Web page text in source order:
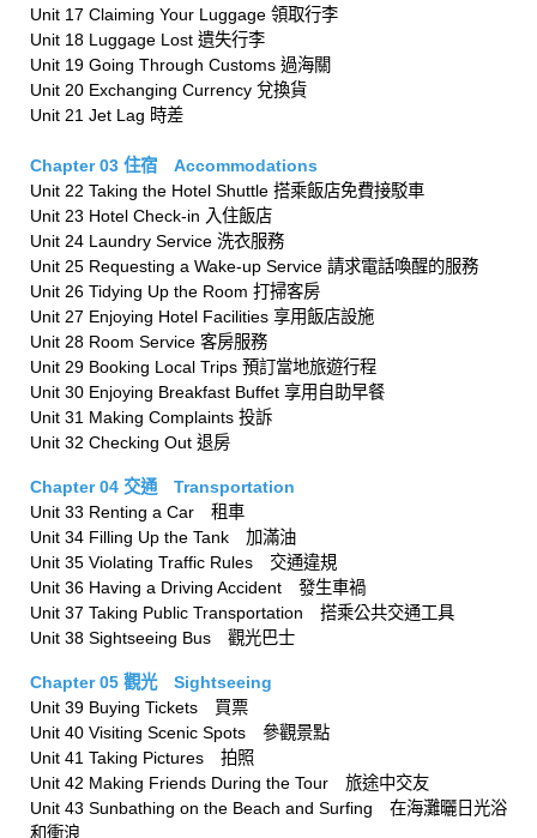
Unit 17 Claiming Your Luggage 領取行李
Unit 18 Luggage Lost 遺失行李
Unit 19 Going Through Customs 過海關
Unit 20 Exchanging Currency 兌換貨
Unit 21 Jet Lag 時差
Chapter 03 住宿 Accommodations
Unit 22 Taking the Hotel Shuttle 搭乘飯店免費接駁車
Unit 23 Hotel Check-in 入住飯店
Unit 24 Laundry Service 洗衣服務
Unit 25 Requesting a Wake-up Service 請求電話喚醒的服務
Unit 26 Tidying Up the Room 打掃客房
Unit 27 Enjoying Hotel Facilities 享用飯店設施
Unit 28 Room Service 客房服務
Unit 29 Booking Local Trips 預訂當地旅遊行程
Unit 30 Enjoying Breakfast Buffet 享用自助早餐
Unit 31 Making Complaints 投訴
Unit 32 Checking Out 退房
Chapter 04 交通 Transportation
Unit 33 Renting a Car 租車
Unit 34 Filling Up the Tank 加滿油
Unit 35 Violating Traffic Rules 交通違規
Unit 36 Having a Driving Accident 發生車禍
Unit 37 Taking Public Transportation 搭乘公共交通工具
Unit 38 Sightseeing Bus 觀光巴士
Chapter 05 觀光 Sightseeing
Unit 39 Buying Tickets 買票
Unit 40 Visiting Scenic Spots 參觀景點
Unit 41 Taking Pictures 拍照
Unit 42 Making Friends During the Tour 旅途中交友
Unit 43 Sunbathing on the Beach and Surfing 在海灘曬日光浴
和衝浪